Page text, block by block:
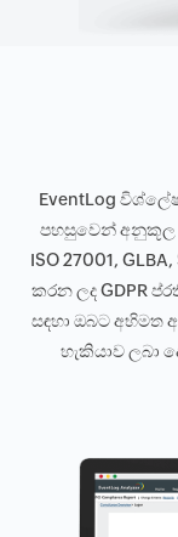
EventLog
පහසුවෙන් අනුකූල
ISO 27001,
කරන ලද GDPR
සඳහා ඔබට අභිමත
හැකියාව ලබා